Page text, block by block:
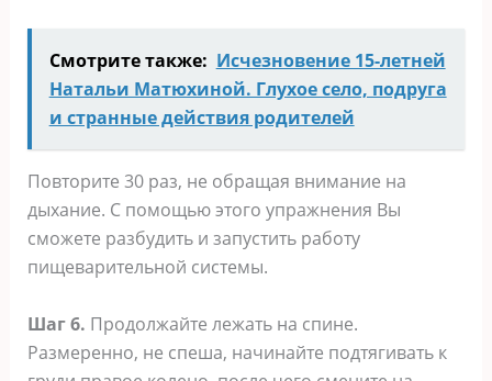
Смотрите также: Исчезновение 15-летней
Натальи Матюхиной. Глухое село, подруга
и странные действия родителей
Повторите 30 раз, не обращая внимание на
дыхание. С помощью этого упражнения Вы
сможете разбудить и запустить работу
пищеварительной системы.
Шаг 6. Продолжайте лежать на спине.
Размеренно, не спеша, начинайте подтягивать к